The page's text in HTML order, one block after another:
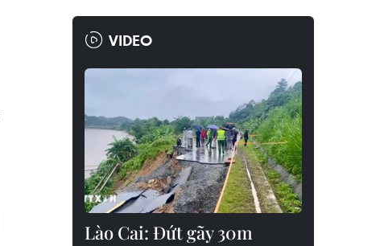
VIDEO
Lào Cai: Đứt gãy 30m